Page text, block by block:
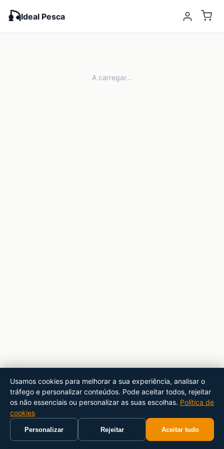
🎣Ideal Pesca
A carregar...
Usamos cookies para melhorar a sua experiência, analisar o
tráfego e personalizar conteúdos. Pode aceitar todos, rejeitar
os não essenciais ou personalizar as suas escolhas. Política de
cookies
Personalizar Rejeitar Aceitar tudo